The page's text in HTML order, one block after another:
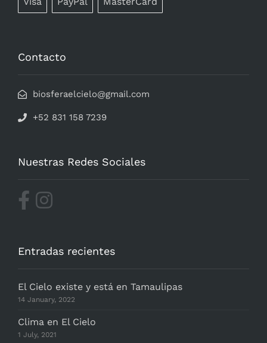
Contacto
biosferaelcielo@gmail.com
+52 831 158 7239
Nuestras Redes Sociales
Entradas recientes
El Cielo existe y está en Tamaulipas
14 January, 2022
Clima en El Cielo
1 July, 2021